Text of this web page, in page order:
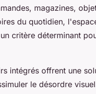
magazines,
du quotidien,
critère déterminant
intégrés offrent une
le désordre